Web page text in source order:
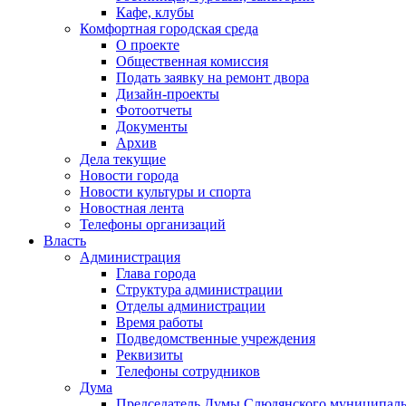
Кафе, клубы
Комфортная городская среда
О проекте
Общественная комиссия
Подать заявку на ремонт двора
Дизайн-проекты
Фотоотчеты
Документы
Архив
Дела текущие
Новости города
Новости культуры и спорта
Новостная лента
Телефоны организаций
Власть
Администрация
Глава города
Структура администрации
Отделы администрации
Время работы
Подведомственные учреждения
Реквизиты
Телефоны сотрудников
Дума